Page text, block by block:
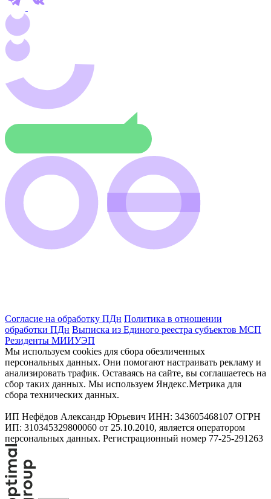
Согласие на обработку ПДн Политика в отношении
обработки ПДн Выписка из Единого реестра субъектов МСП
Резиденты МИИУЭП
Мы используем cookies для сбора обезличенных
персональных данных. Они помогают настраивать рекламу и
анализировать трафик. Оставаясь на сайте, вы соглашаетесь на
сбор таких данных. Мы используем Яндекс.Метрика для
сбора технических данных.
ИП Нефёдов Александр Юрьевич ИНН: 343605468107 ОГРН
ИП: 310345329800060 от 25.10.2010, является оператором
персональных данных. Регистрационный номер 77-25-291263